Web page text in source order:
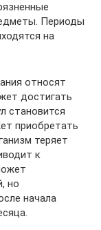
Периоды
на
относят
достигать
становится
приобретать
теряет
к
но
начала